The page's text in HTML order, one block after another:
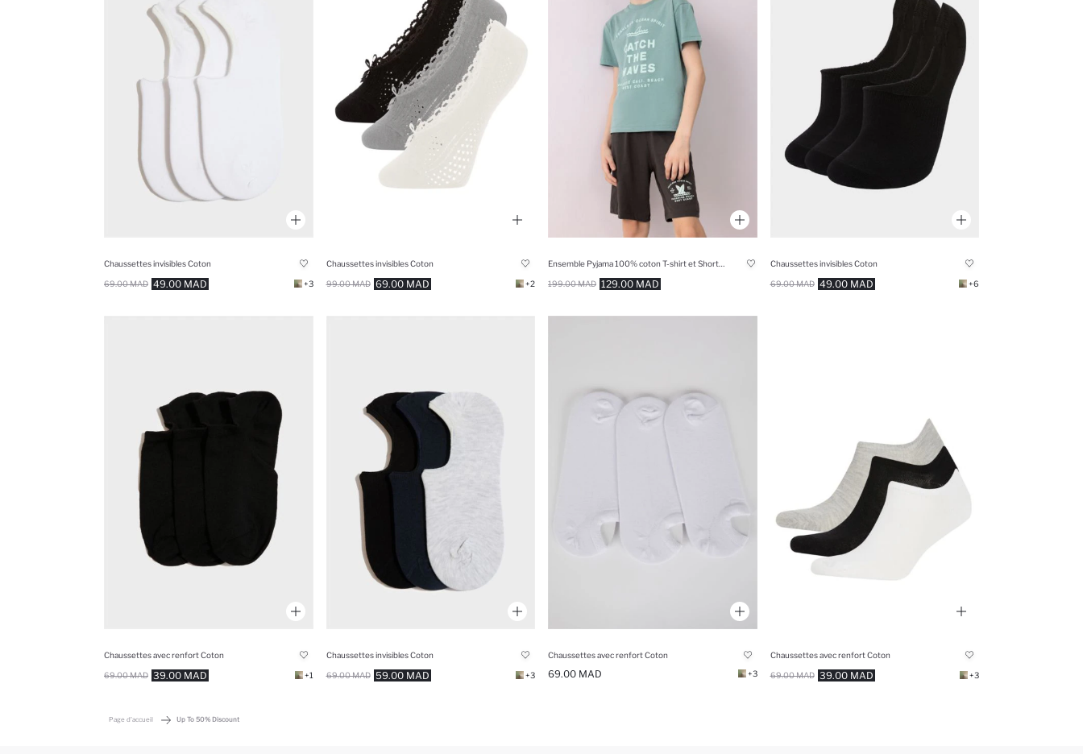
Chaussettes invisibles Coton
49.00 MAD
69.00 MAD +3
Chaussettes invisibles Coton
69.00 MAD
99.00 MAD +2 129.00 MAD
199.00 MAD
Chaussettes invisibles Coton
49.00 MAD
69.00 MAD +6
Chaussettes avec renfort Coton
39.00 MAD
69.00 MAD +1
Chaussettes invisibles Coton
59.00 MAD
69.00 MAD +3
Chaussettes avec renfort Coton
69.00 MAD +3
Chaussettes avec renfort Coton
39.00 MAD
69.00 MAD +3
Page d'accueil Up To 50% Discount